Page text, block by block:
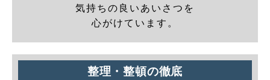
気持ちの良いあいさつを
心がけています。
整理・整頓の徹底